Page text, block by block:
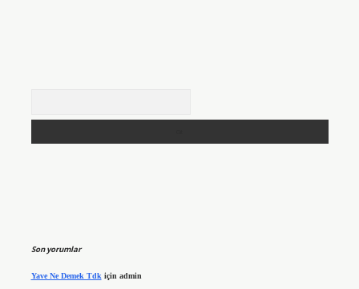
Son yorumlar
Yave Ne Demek Tdk için admin